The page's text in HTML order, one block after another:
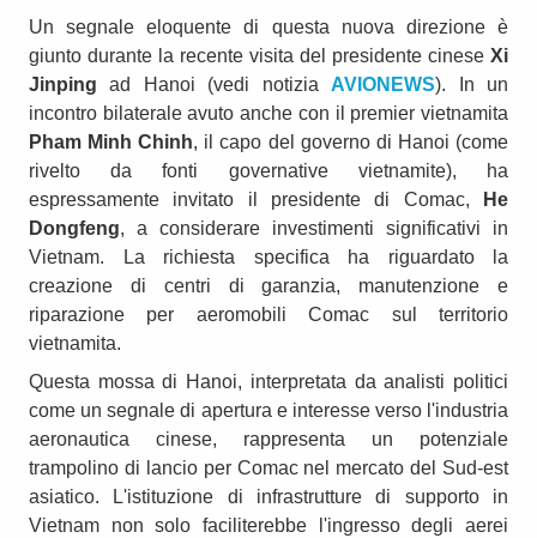
Un segnale eloquente di questa nuova direzione è
giunto durante la recente visita del presidente cinese Xi
Jinping ad Hanoi (vedi notiziaAVIONEWS). In un
incontro bilaterale avuto anche con il premier vietnamita
Pham Minh Chinh, il capo del governo di Hanoi (come
rivelto da fonti governative vietnamite), ha
espressamente invitato il presidente di Comac,
He
Dongfeng, a considerare investimenti significativi in
Vietnam. La richiesta specifica ha riguardato la
creazione di centri di garanzia, manutenzione e
riparazione per aeromobili Comac sul territorio
vietnamita.
Questa mossa di Hanoi, interpretata da analisti politici
come un segnale di apertura e interesse verso l'industria
aeronautica cinese, rappresenta un potenziale
trampolino di lancio per Comac nel mercato del Sud-est
asiatico. L'istituzione di infrastrutture di supporto in
Vietnam non solo faciliterebbe l'ingresso degli aerei